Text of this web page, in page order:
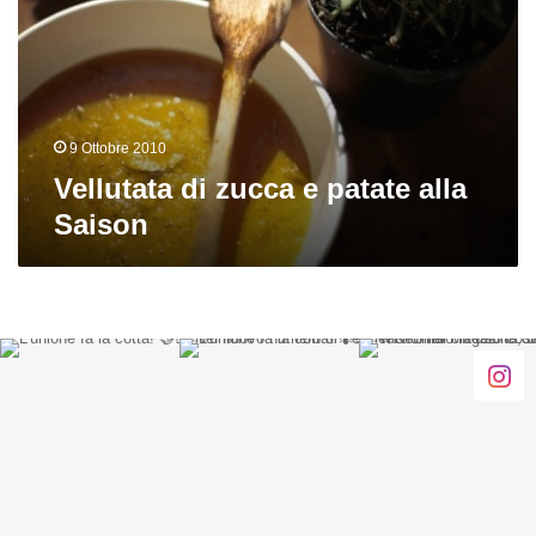
patate
alla
Saison
9 Ottobre 2010
Vellutata di zucca e patate alla
Saison